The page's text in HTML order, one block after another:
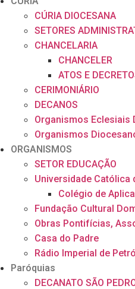
CÚRIA DIOCESANA
SETORES
CHANCELARIA
CHANCELER
ATOS E
CERIMONIÁRIO
DECANOS
Organismos Eclesiais
Organismos
ORGANISMOS
SETOR EDUCAÇÃO
Universidade Católica
Colégio de
Fundação Cultural
Obras Pontifícias,
Casa do Padre
Rádio Imperial de
Paróquias
DECANATO SÃO